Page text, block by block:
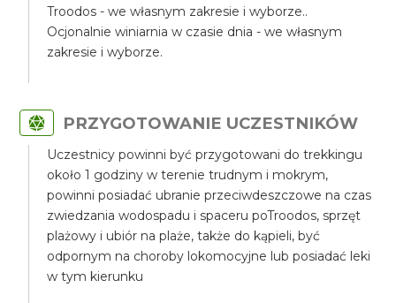
Troodos - we własnym zakresie i wyborze..
Ocjonalnie winiarnia w czasie dnia - we własnym
zakresie i wyborze.
PRZYGOTOWANIE UCZESTNIKÓW
Uczestnicy powinni być przygotowani do trekkingu
około 1 godziny w terenie trudnym i mokrym,
powinni posiadać ubranie przeciwdeszczowe na czas
zwiedzania wodospadu i spaceru poTroodos, sprzęt
plażowy i ubiór na plaże, także do kąpieli, być
odpornym na choroby lokomocyjne lub posiadać leki
w tym kierunku